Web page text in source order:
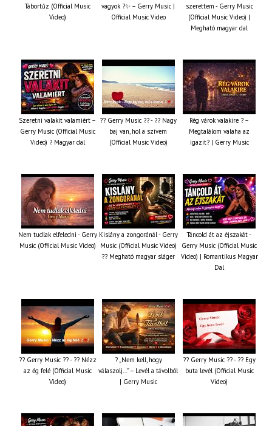
Tábortűz (Official Music
Video)
vagyok ?✨ – Gerry Music |
Official Music Video
szerettem - Gerry Music
(Official Music Video) |
Megható magyar dal
Szeretni valakit valamiért –
Gerry Music (Official Music
Video) ? Magyar dal
?? Gerry Music ?? - ?? Nagy
baj van, hol a szívem
(Official Music Video)
Rég várok valakire ? –
Megtalálom valaha az
igazit? | Gerry Music
Nem tudlak elfeledni - Gerry
Music (Official Music Video)
Kislány a zongoránál - Gerry
Music (Official Music Video)
?? Megható magyar sláger
Táncold át az éjszakát -
Gerry Music (Official Music
Video) | Romantikus Magyar
Dal
?? Gerry Music ?? - ?? Nézz
az ég felé (Official Music
Video)
? „Nem kell, hogy
válaszolj…” – Levél a távolból
| Gerry Music
?? Gerry Music ?? - ?? Egy
buta levél (Official Music
Video)